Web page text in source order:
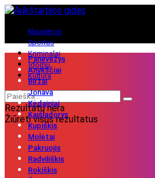
Naujienos
Sportas
Kriminalai
Įdomu
Kultūra
Rezultatų nėra
Žiūrėti visus rezultatus
Panevėžys
Anykščiai
Biržai
Jonava
Kėdainiai
Kaišiadorys
Kupiškis
Molėtai
Pakruojis
Radviliškis
Rokiškis